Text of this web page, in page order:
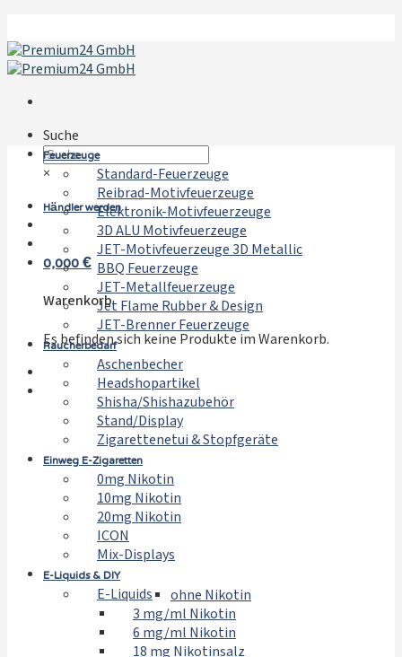
Inhalt
springen
Suche
×
Händler werden
0,000€
Warenkorb
Es befinden sich keine Produkte im Warenkorb.
Feuerzeuge
Standard-Feuerzeuge
Reibrad-Motivfeuerzeuge
Elektronik-Motivfeuerzeuge
3D ALU Motivfeuerzeuge
JET-Motivfeuerzeuge 3D Metallic
BBQ Feuerzeuge
JET-Metallfeuerzeuge
Jet Flame Rubber & Design
JET-Brenner Feuerzeuge
Raucherbedarf
Aschenbecher
Headshopartikel
Shisha/Shishazubehör
Stand/Display
Zigarettenetui & Stopfgeräte
Einweg E-Zigaretten
0mg Nikotin
10mg Nikotin
20mg Nikotin
ICON
Mix-Displays
E-Liquids & DIY
E-Liquids
ohne Nikotin
3 mg/ml Nikotin
6 mg/ml Nikotin
18 mg Nikotinsalz